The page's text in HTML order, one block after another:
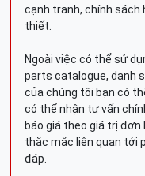
cạnh tranh, chính sách
thiết.
Ngoài việc có thể sử
parts catalogue, danh
của chúng tôi bạn có
có thể nhận tư vấn
báo giá theo giá trị đơn
thắc mắc liên quan tới
đáp.